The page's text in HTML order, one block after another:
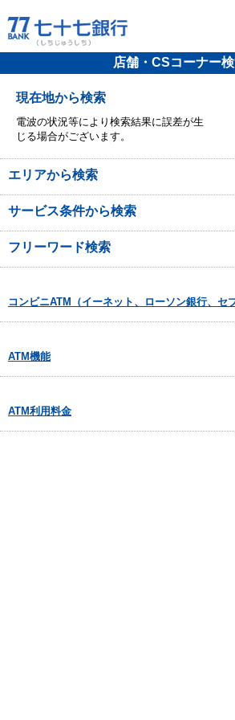
店舗・CSコーナー
現在地から検索
電波の状況等により検索結果に誤差が生
じる場合がございます。
エリアから検索
サービス条件から検索
フリーワード検索
コンビニATM（イーネット、ローソン銀行、セ
ATM機能
ATM利用料金